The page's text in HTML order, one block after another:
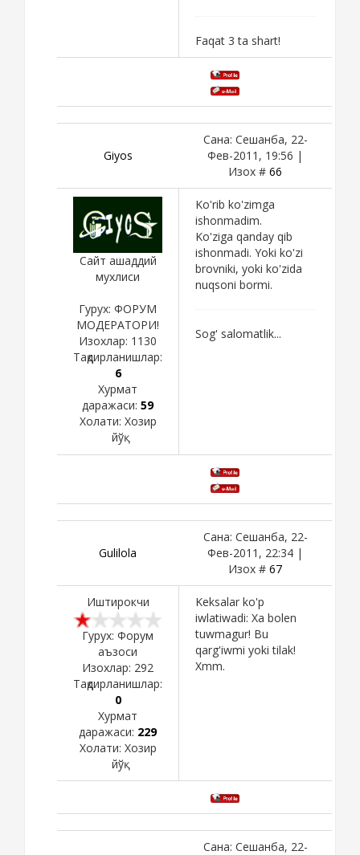
Faqat 3 ta shart!
Giyos
Сана: Сешанба, 22-
Фев-2011, 19:56 |
Изох # 66
Сайт ашаддий
мухлиси
Гурух: ФОРУМ
МОДЕРАТОРИ!
Изохлар: 1130
Тақдирланишлар:
6
Хурмат
даражаси: 59
Холати: Хозир
йўқ
Ko'rib ko'zimga
ishonmadim.
Ko'ziga qanday qib
ishonmadi. Yoki ko'zi
brovniki, yoki ko'zida
nuqsoni bormi.
Sog' salomatlik...
Gulilola
Сана: Сешанба, 22-
Фев-2011, 22:34 |
Изох # 67
Иштирокчи
Гурух: Форум
аъзоси
Изохлар: 292
Тақдирланишлар:
0
Хурмат
даражаси: 229
Холати: Хозир
йўқ
Keksalar ko'p
iwlatiwadi: Xa bolen
tuwmagur! Bu
qarg'iwmi yoki tilak!
Xmm.
Сана: Сешанба, 22-